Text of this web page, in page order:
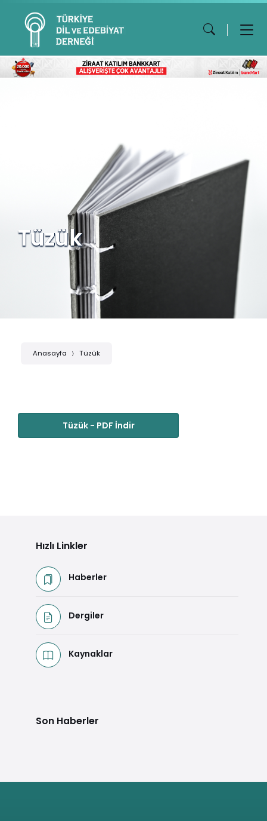
Tüzük
Anasayfa Tüzük
Tüzük - PDF İndir
Hızlı Linkler
Haberler
Dergiler
Kaynaklar
Son Haberler